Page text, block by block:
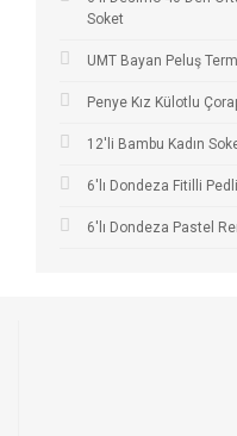
Soket
UMT Bayan Peluş
Penye Kız Külotlu
12'li Bambu Kadın
6'lı Dondeza Fitilli
6'lı Dondeza Pastel